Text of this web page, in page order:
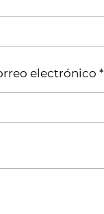
electrónico *